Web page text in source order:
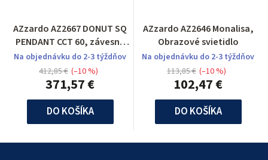
AZzardo AZ2667 DONUT SQ
PENDANT CCT 60, závesné
svietidlo
Na objednávku do 2-3 týždňov
371,57 €
412,85 € (–10 %)
DO KOŠÍKA
AZzardo AZ2646 Monalisa,
Obrazové svietidlo
Na objednávku do 2-3 týždňov
102,47 €
113,85 € (–10 %)
DO KOŠÍKA